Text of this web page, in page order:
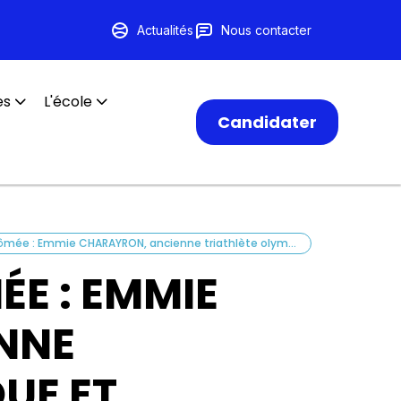
Actualités Nous contacter
L'école
Candidater
Portrait de diplômée : Emmie CHARAYRON, ancienne triathlète olympique et préparatrice mentale
: EMMIE